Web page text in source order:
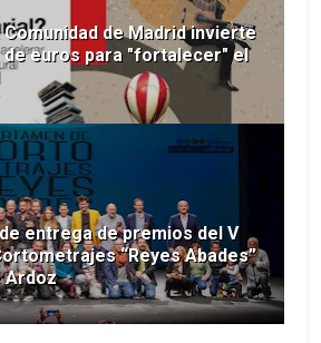
Comunidad de Madrid invierte
de euros para "fortalecer" el
de entrega de premios del V
“Reyes Abades”
Ardoz